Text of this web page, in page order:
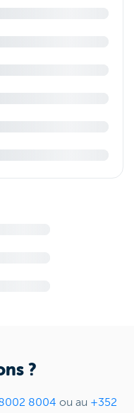
?
8004 ou au +352